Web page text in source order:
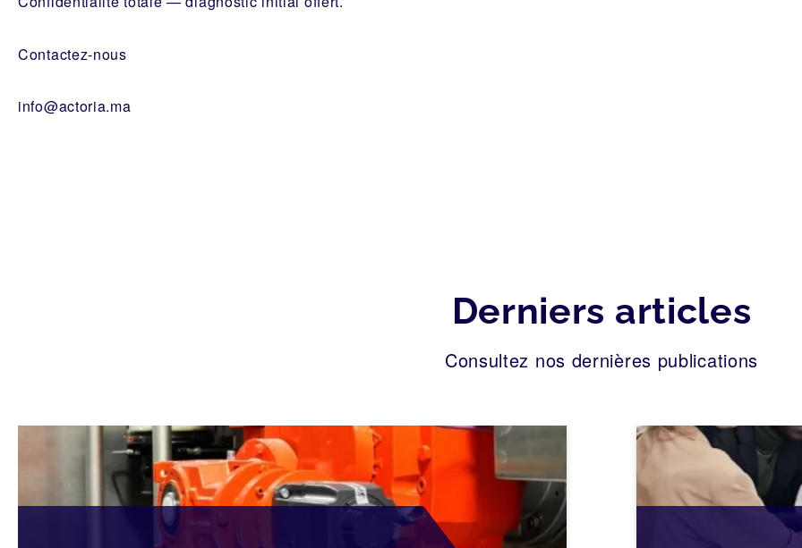
Contactez-nous
info@actoria.ma
Derniers articles
Consultez nos dernières publications